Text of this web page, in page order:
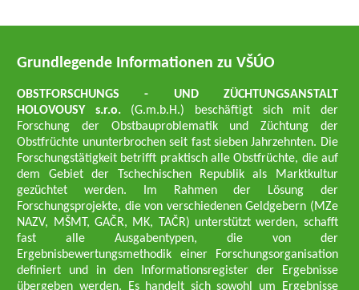
Grundlegende Informationen zu VŠÚO
OBSTFORSCHUNGS - UND ZÜCHTUNGSANSTALT
HOLOVOUSY s.r.o. (G.m.b.H.) beschäftigt sich mit der
Forschung der Obstbauproblematik und Züchtung der
Obstfrüchte ununterbrochen seit fast sieben Jahrzehnten. Die
Forschungstätigkeit betrifft praktisch alle Obstfrüchte, die auf
dem Gebiet der Tschechischen Republik als Marktkultur
gezüchtet werden. Im Rahmen der Lösung der
Forschungsprojekte, die von verschiedenen Geldgebern (MZe
NAZV, MŠMT, GAČR, MK, TAČR) unterstützt werden, schafft
fast alle Ausgabentypen, die von der
Ergebnisbewertungsmethodik einer Forschungsorganisation
definiert und in den Informationsregister der Ergebnisse
übergeben werden. Es handelt sich sowohl um Ergebnisse